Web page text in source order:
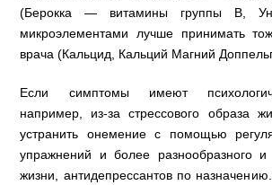
(Берокка — витамины группы В,
микроэлементами лучше принимать
врача (Кальцид, Кальций Магний
Если симптомы имеют
например, из-за стрессового образа
устранить онемение с помощью
упражнений и более разнообразного и
жизни, антидепрессантов по